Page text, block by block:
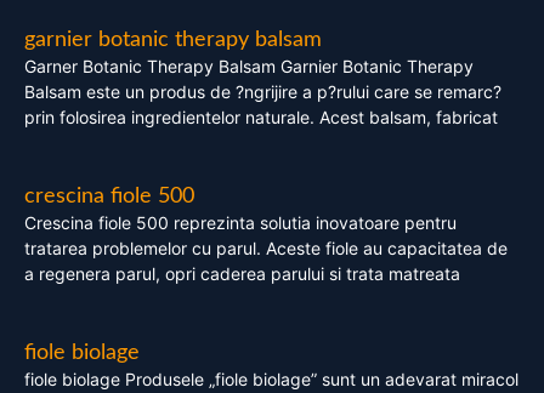
garnier botanic therapy balsam
Garner Botanic Therapy Balsam Garnier Botanic Therapy
Balsam este un produs de ?ngrijire a p?rului care se remarc?
prin folosirea ingredientelor naturale. Acest balsam, fabricat
crescina fiole 500
Crescina fiole 500 reprezinta solutia inovatoare pentru
tratarea problemelor cu parul. Aceste fiole au capacitatea de
a regenera parul, opri caderea parului si trata matreata
fiole biolage
fiole biolage Produsele „fiole biolage” sunt un adevarat miracol